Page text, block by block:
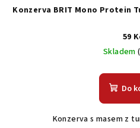
Konzerva BRIT Mono Protein
59
Skladem
Do
Konzerva s masem z